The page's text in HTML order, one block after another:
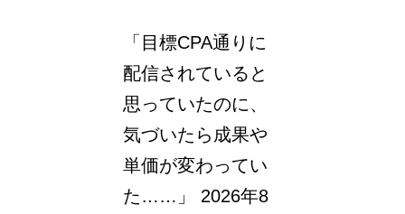
「目標CPA通りに
配信されていると
思っていたのに、
気づいたら成果や
単価が変わってい
た……」 2026年8